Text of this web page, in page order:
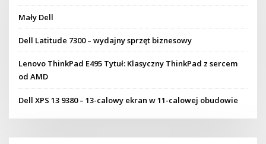
Mały Dell
Dell Latitude 7300 – wydajny sprzęt biznesowy
Lenovo ThinkPad E495 Tytuł: Klasyczny ThinkPad z sercem
od AMD
Dell XPS 13 9380 – 13-calowy ekran w 11-calowej obudowie